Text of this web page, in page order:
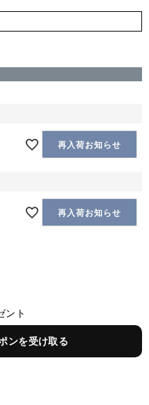
再入荷お知らせ
再入荷お知らせ
ント
ンを受け取る